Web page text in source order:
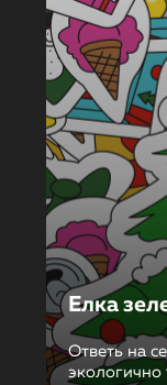
Елка
Ответь на